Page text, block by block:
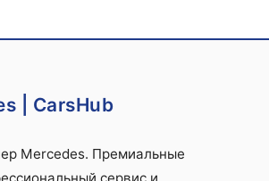
| CarsHub
Mercedes. Премиальные
сервис и